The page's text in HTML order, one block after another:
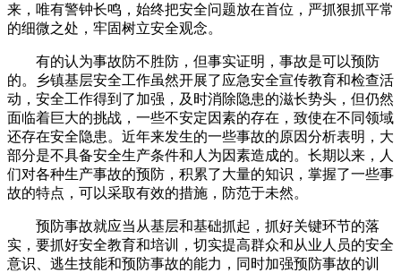
来，唯有警钟长鸣，始终把安全问题放在首位，严抓狠抓平常
的细微之处，牢固树立安全观念。
有的认为事故防不胜防，但事实证明，事故是可以预防
的。乡镇基层安全工作虽然开展了应急安全宣传教育和检查活
动，安全工作得到了加强，及时消除隐患的滋长势头，但仍然
面临着巨大的挑战，一些不安定因素的存在，致使在不同领域
还存在安全隐患。近年来发生的一些事故的原因分析表明，大
部分是不具备安全生产条件和人为因素造成的。长期以来，人
们对各种生产事故的预防，积累了大量的知识，掌握了一些事
故的特点，可以采取有效的措施，防范于未然。
预防事故就应当从基层和基础抓起，抓好关键环节的落
实，要抓好安全教育和培训，切实提高群众和从业人员的安全
意识、逃生技能和预防事故的能力，同时加强预防事故的训